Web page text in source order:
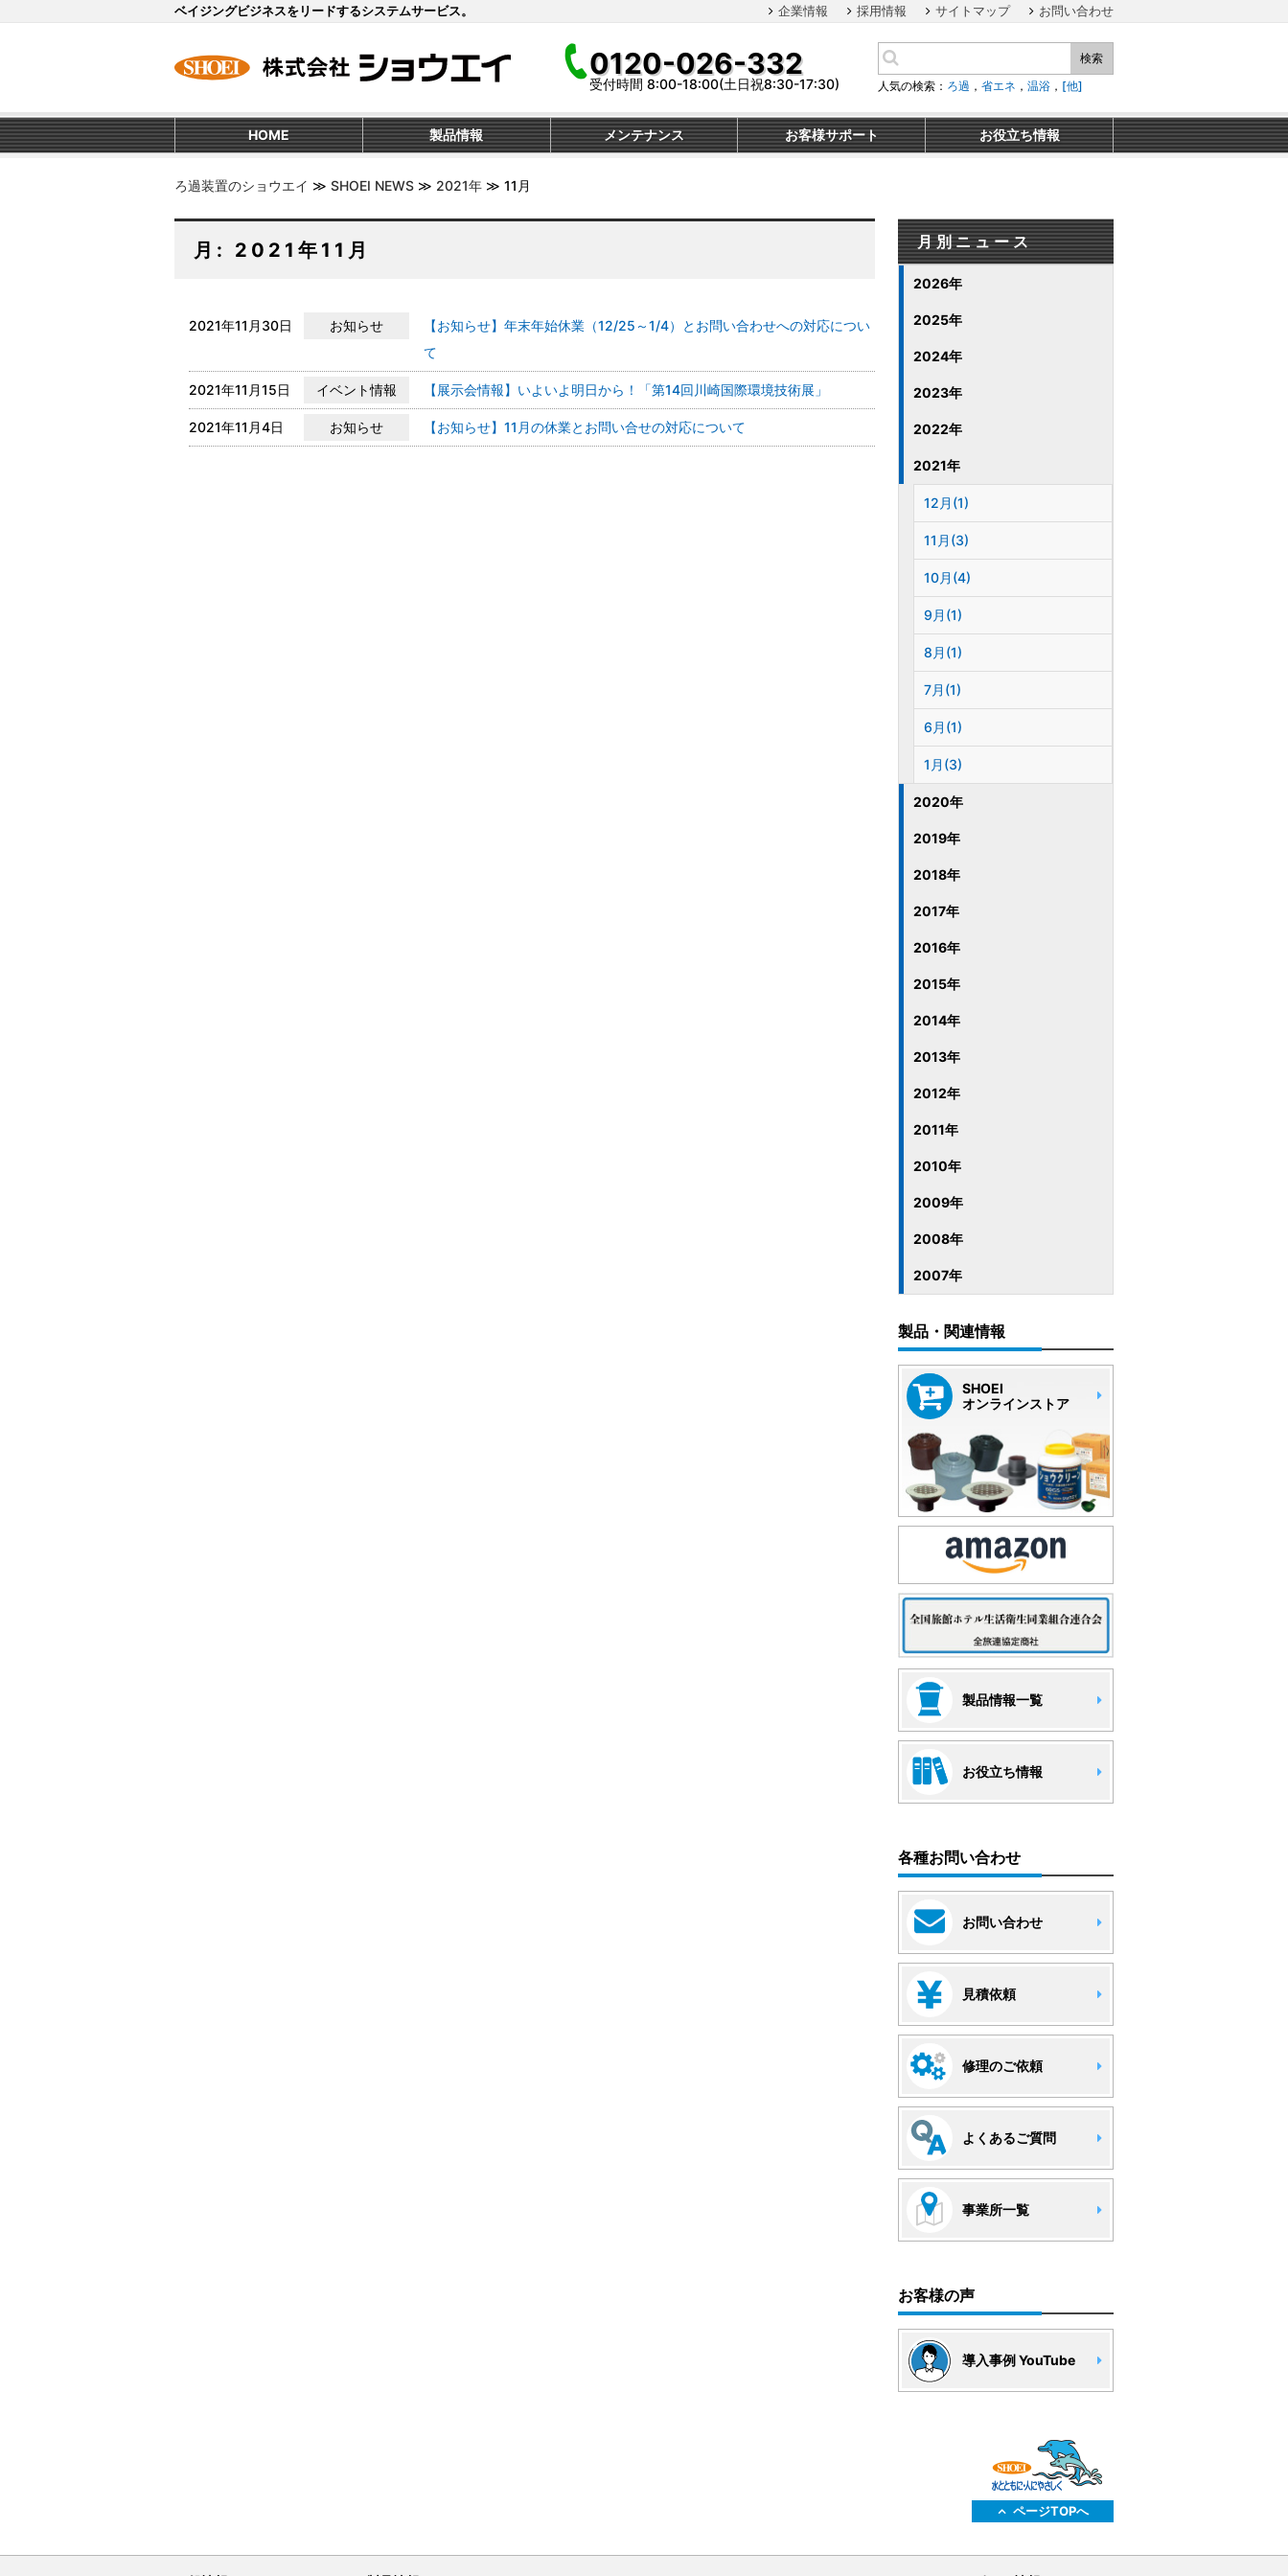
ベイジングビジネスをリードするシステムサービス。 企業情報 採用情報 サイトマップ お問い合わせ
0120-026-332
受付時間 8:00-18:00(土日祝8:30-17:30)
検索
人気の検索： ろ過 ， 省エネ ， 温浴 ， [他]
HOME 製品情報 メンテナンス お客様サポート お役立ち情報
ろ過装置のショウエイ ≫ SHOEI NEWS ≫ 2021年 ≫ 11月
月: 2021年11月
2021年11月30日 お知らせ
【お知らせ】年末年始休業（12/25～1/4）とお問い合わせへの対応につい
て
2021年11月15日 イベント情報 【展示会情報】いよいよ明日から！「第14回川崎国際環境技術展」
2021年11月4日 お知らせ 【お知らせ】11月の休業とお問い合せの対応について
月別ニュース
2026年
2025年
2024年
2023年
2022年
2021年
12月(1)
11月(3)
10月(4)
9月(1)
8月(1)
7月(1)
6月(1)
1月(3)
2020年
2019年
2018年
2017年
2016年
2015年
2014年
2013年
2012年
2011年
2010年
2009年
2008年
2007年
製品・関連情報
SHOEI
オンラインストア
製品情報一覧
お役立ち情報
各種お問い合わせ
お問い合わせ
見積依頼
修理のご依頼
よくあるご質問
事業所一覧
お客様の声
導入事例 YouTube
ページTOPへ